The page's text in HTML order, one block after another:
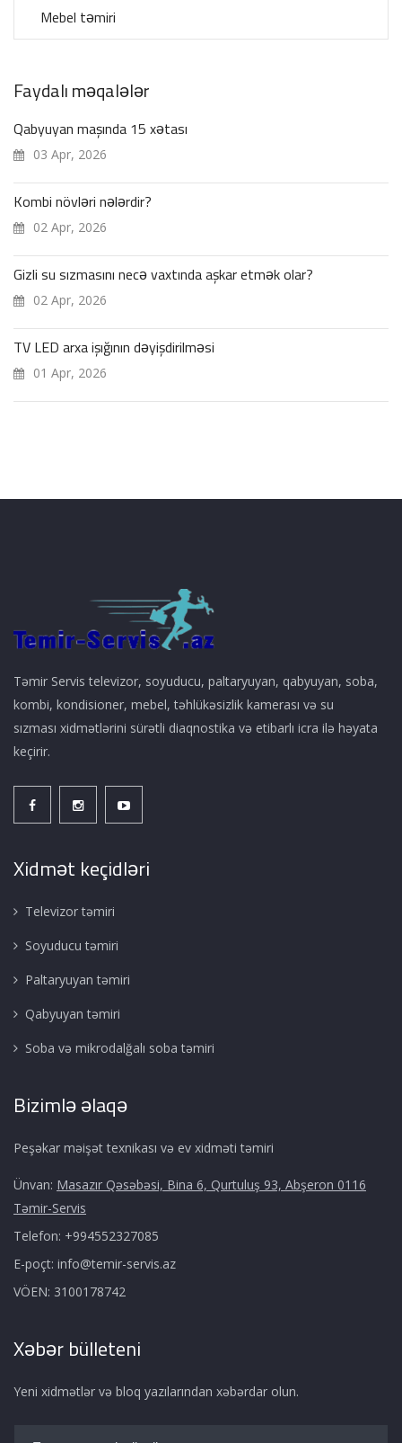
Mebel təmiri
Faydalı məqalələr
Qabyuyan maşında 15 xətası
03 Apr, 2026
Kombi növləri nələrdir?
02 Apr, 2026
Gizli su sızmasını necə vaxtında aşkar etmək olar?
02 Apr, 2026
TV LED arxa işığının dəyişdirilməsi
01 Apr, 2026
Təmir Servis televizor, soyuducu, paltaryuyan, qabyuyan, soba,
kombi, kondisioner, mebel, təhlükəsizlik kamerası və su
sızması xidmətlərini sürətli diaqnostika və etibarlı icra ilə həyata
keçirir.
Xidmət keçidləri
Televizor təmiri
Soyuducu təmiri
Paltaryuyan təmiri
Qabyuyan təmiri
Soba və mikrodalğalı soba təmiri
Bizimlə əlaqə
Peşəkar məişət texnikası və ev xidməti təmiri
Ünvan: Masazır Qəsəbəsi, Bina 6, Qurtuluş 93, Abşeron 0116
Təmir-Servis
Telefon: +994552327085
E-poçt: info@temir-servis.az
VÖEN: 3100178742
Xəbər bülleteni
Yeni xidmətlər və bloq yazılarından xəbərdar olun.